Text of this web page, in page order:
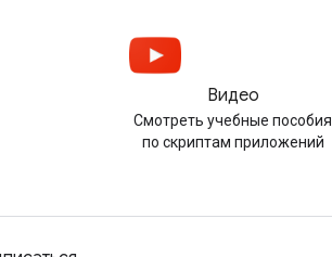
Видео
Смотреть учебные пособия
по скриптам приложений